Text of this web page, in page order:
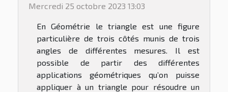
Mercredi 25 octobre 2023 13:03
En Géométrie le triangle est une figure
particulière de trois côtés munis de trois
angles de différentes mesures. Il est
possible de partir des différentes
applications géométriques qu’on puisse
appliquer à un triangle pour résoudre un